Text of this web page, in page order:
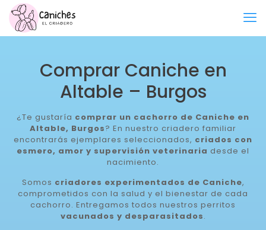
Comprar Caniche en
Altable – Burgos
¿Te gustaría comprar un cachorro de Caniche en
Altable, Burgos? En nuestro criadero familiar
encontrarás ejemplares seleccionados, criados con
esmero, amor y supervisión veterinaria desde el
nacimiento.
Somos criadores experimentados de Caniche,
comprometidos con la salud y el bienestar de cada
cachorro. Entregamos todos nuestros perritos
vacunados y desparasitados.